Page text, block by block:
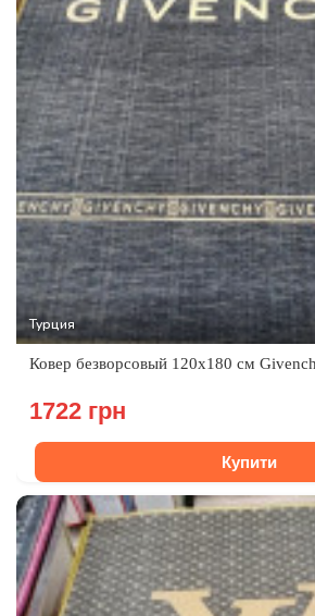
Турция
Ковер безворсовый 120х180 см
1722 грн
Купити